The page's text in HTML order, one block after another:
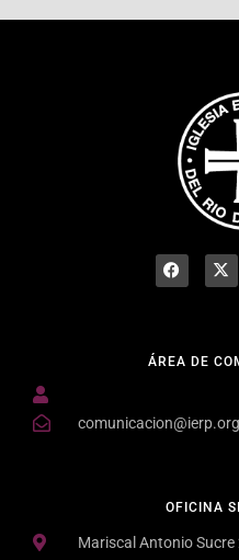
OFICINA
Mariscal Antonio Sucre
ÁREA DE